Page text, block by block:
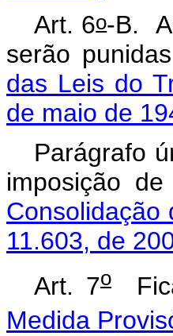
Art. 6o-B.
serão
das Leis do
de maio de
Parágrafo
imposição
Consolidação
11.603, de
Art. 7o
Medida